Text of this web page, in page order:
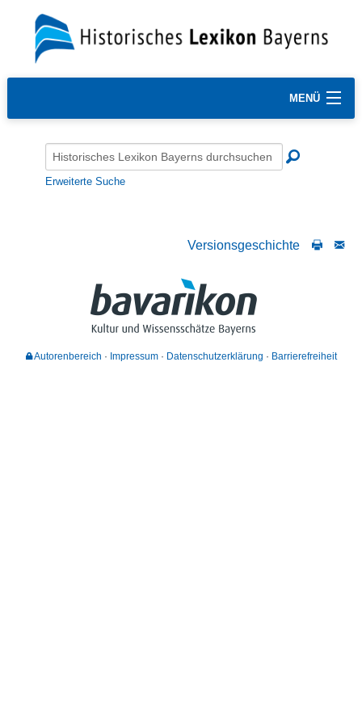
MENÜ
Erweiterte Suche
Versionsgeschichte
Autorenbereich Impressum Datenschutzerklärung Barrierefreiheit